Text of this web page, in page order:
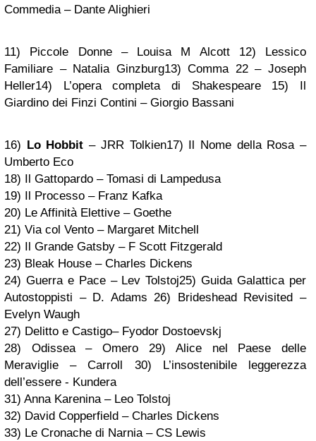
Commedia – Dante Alighieri
11) Piccole Donne – Louisa M Alcott 12) Lessico
Familiare – Natalia Ginzburg13) Comma 22 – Joseph
Heller14) L’opera completa di Shakespeare 15) Il
Giardino dei Finzi Contini – Giorgio Bassani
16) Lo Hobbit – JRR Tolkien17) Il Nome della Rosa –
Umberto Eco
18) Il Gattopardo – Tomasi di Lampedusa
19) Il Processo – Franz Kafka
20) Le Affinità Elettive – Goethe
21) Via col Vento – Margaret Mitchell
22) Il Grande Gatsby – F Scott Fitzgerald
23) Bleak House – Charles Dickens
24) Guerra e Pace – Lev Tolstoj25) Guida Galattica per
Autostoppisti – D. Adams26) Brideshead Revisited –
Evelyn Waugh
27) Delitto e Castigo– Fyodor Dostoevskj
28) Odissea – Omero 29)Alice nel Paese delle
Meraviglie – Carroll 30) L’insostenibile leggerezza
dell’essere - Kundera
31) Anna Karenina – Leo Tolstoj
32) David Copperfield – Charles Dickens
33) Le Cronache di Narnia – CS Lewis